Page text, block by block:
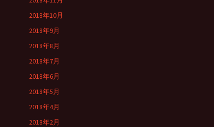
2018年10月
2018年9月
2018年8月
2018年7月
2018年6月
2018年5月
2018年4月
2018年2月